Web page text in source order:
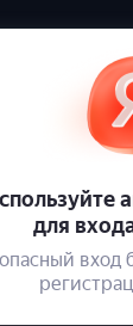
}
пуста.